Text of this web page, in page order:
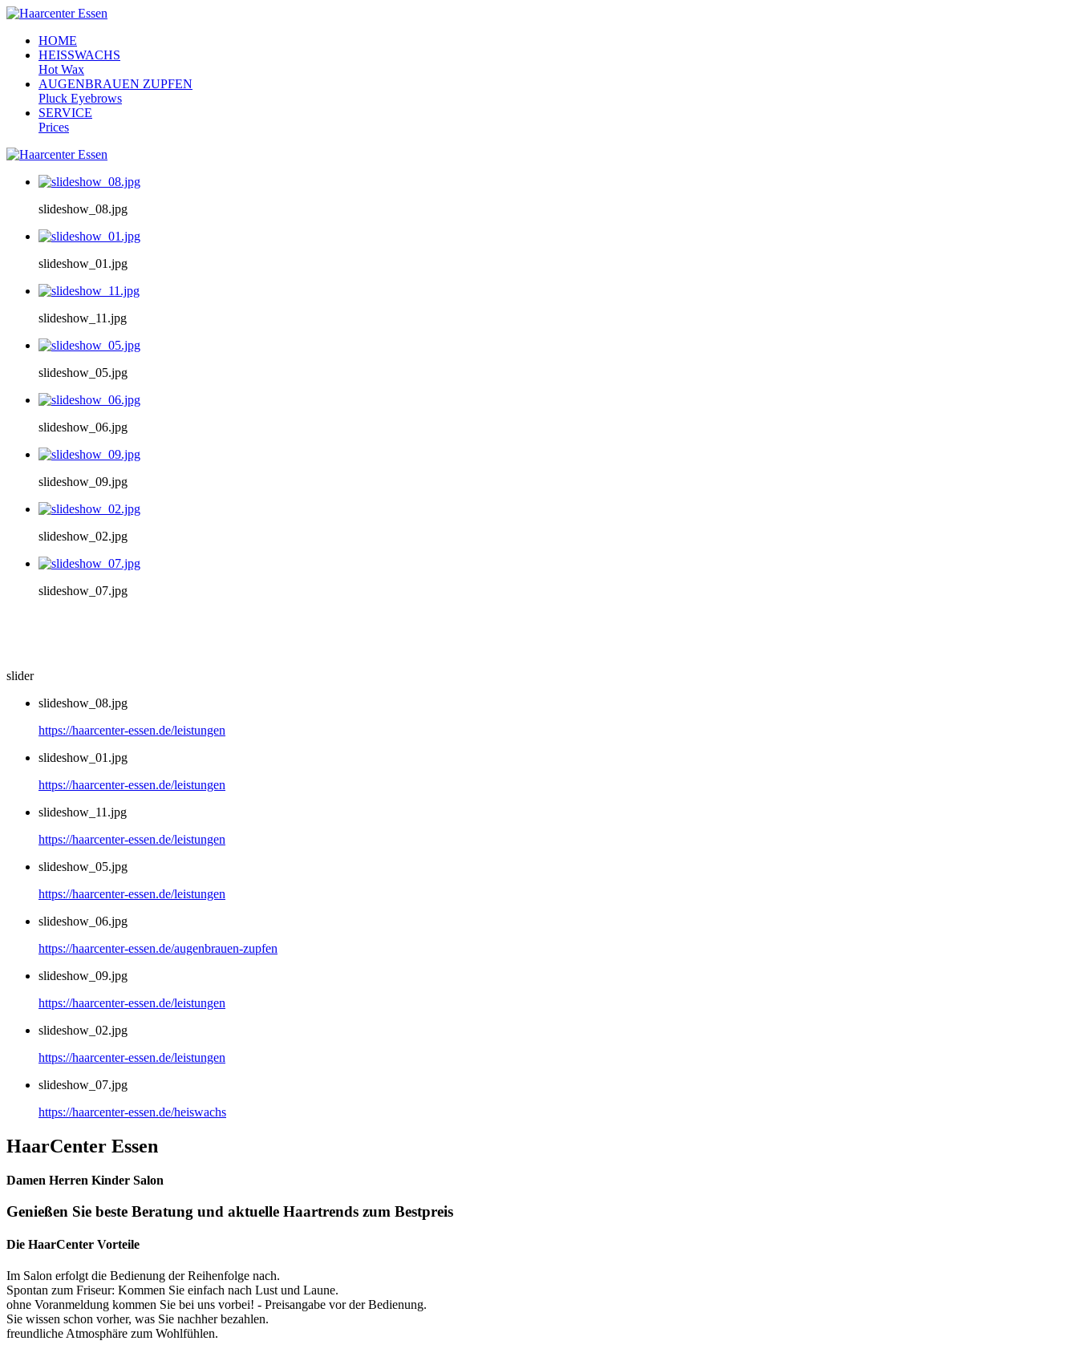
HOME
HEISSWACHS
Hot Wax
AUGENBRAUEN ZUPFEN
Pluck Eyebrows
SERVICE
Prices
slideshow_08.jpg
slideshow_01.jpg
slideshow_11.jpg
slideshow_05.jpg
slideshow_06.jpg
slideshow_09.jpg
slideshow_02.jpg
slideshow_07.jpg
slider
slideshow_08.jpg
https://haarcenter-essen.de/leistungen
slideshow_01.jpg
https://haarcenter-essen.de/leistungen
slideshow_11.jpg
https://haarcenter-essen.de/leistungen
slideshow_05.jpg
https://haarcenter-essen.de/leistungen
slideshow_06.jpg
https://haarcenter-essen.de/augenbrauen-zupfen
slideshow_09.jpg
https://haarcenter-essen.de/leistungen
slideshow_02.jpg
https://haarcenter-essen.de/leistungen
slideshow_07.jpg
https://haarcenter-essen.de/heiswachs
HaarCenter Essen
Damen Herren Kinder Salon
Genießen Sie beste Beratung und aktuelle Haartrends zum Bestpreis
Die HaarCenter Vorteile
Im Salon erfolgt die Bedienung der Reihenfolge nach.
Spontan zum Friseur: Kommen Sie einfach nach Lust und Laune.
ohne Voranmeldung kommen Sie bei uns vorbei! - Preisangabe vor der Bedienung.
Sie wissen schon vorher, was Sie nachher bezahlen.
freundliche Atmosphäre zum Wohlfühlen.